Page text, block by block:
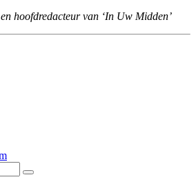
hoofdredacteur van ‘In Uw Midden’